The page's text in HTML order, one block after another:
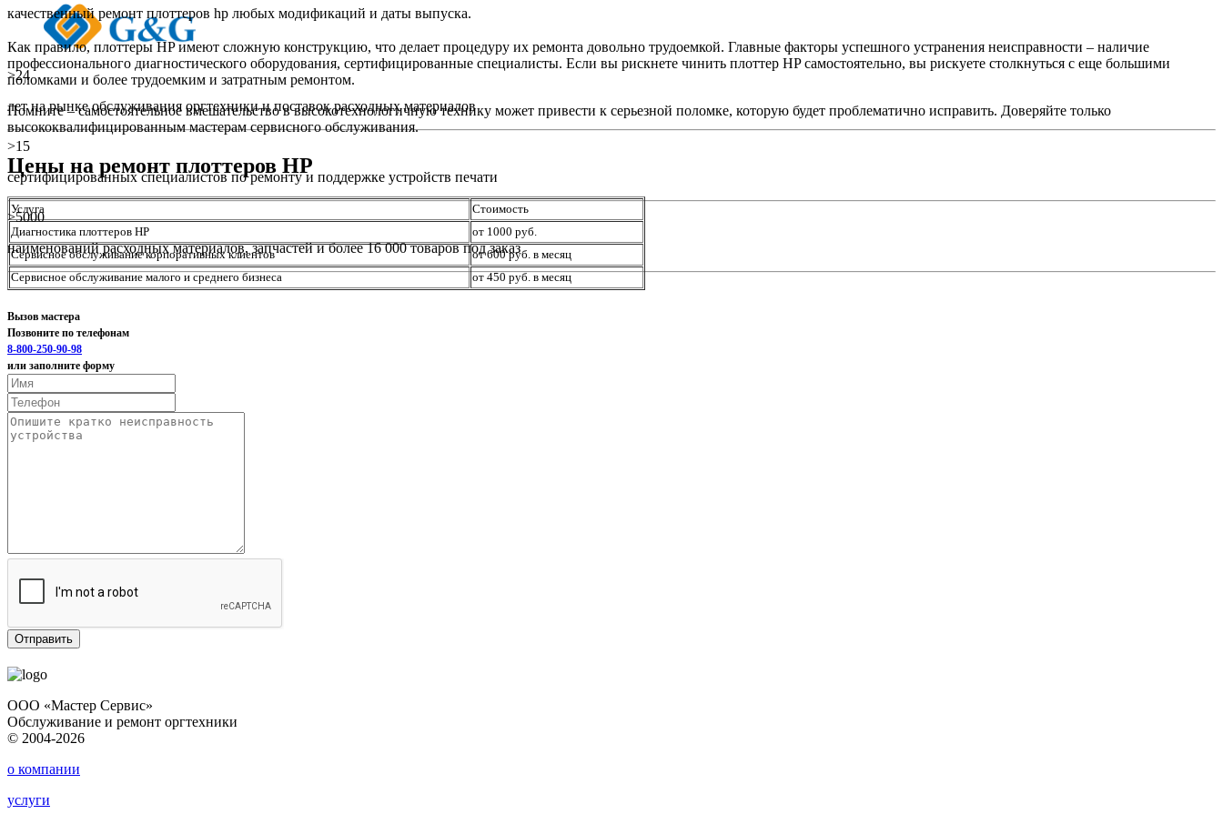
>24
лет на рынке обслуживания оргтехники и поставок расходных материалов
>15
сертифицированных специалистов по ремонту и поддержке устройств печати
>5000
наименований расходных материалов, запчастей и более 16 000 товаров под заказ
качественный ремонт плоттеров hp любых модификаций и даты выпуска.
Как правило, плоттеры HP имеют сложную конструкцию, что делает процедуру их ремонта довольно трудоемкой. Главные факторы успешного устранения неисправности – наличие
профессионального диагностического оборудования, сертифицированные специалисты. Если вы рискнете чинить плоттер HP самостоятельно, вы рискуете столкнуться с еще большими
поломками и более трудоемким и затратным ремонтом.
Помните – самостоятельное вмешательство в высокотехнологичную технику может привести к серьезной поломке, которую будет проблематично исправить. Доверяйте только
высококвалифицированным мастерам сервисного обслуживания.
Цены на ремонт плоттеров HP
Услуга
Стоимость
Диагностика плоттеров HP
от 1000 руб.
Сервисное обслуживание корпоративных клиентов
от 600 руб. в месяц
Сервисное обслуживание малого и среднего бизнеса
от 450 руб. в месяц
Вызов мастера
Позвоните по телефонам
8-800-250-90-98
или заполните форму
ООО «Мастер Сервис»
Обслуживание и ремонт оргтехники
© 2004-2026
о компании
услуги